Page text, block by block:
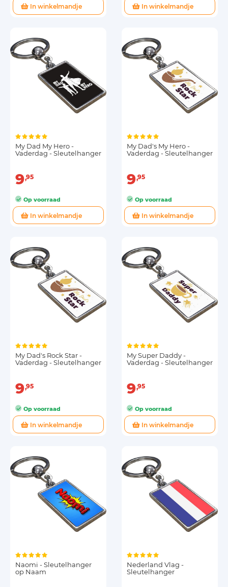
In winkelmandje In winkelmandje
My Dad My Hero -
Vaderdag - Sleutelhanger
9 95
Op voorraad
In winkelmandje
My Dad's My Hero -
Vaderdag - Sleutelhanger
9 95
Op voorraad
In winkelmandje
My Dad's Rock Star -
Vaderdag - Sleutelhanger
9 95
Op voorraad
In winkelmandje
My Super Daddy -
Vaderdag - Sleutelhanger
9 95
Op voorraad
In winkelmandje
Naomi - Sleutelhanger
op Naam
Nederland Vlag -
Sleutelhanger